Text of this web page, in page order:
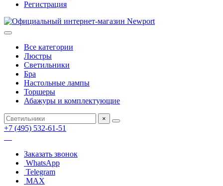
Регистрация
Все категории
Люстры
Светильники
Бра
Настольные лампы
Торшеры
Абажуры и комплектующие
×
+7 (495) 532-61-51
Заказать звонок
WhatsApp
Telegram
MAX